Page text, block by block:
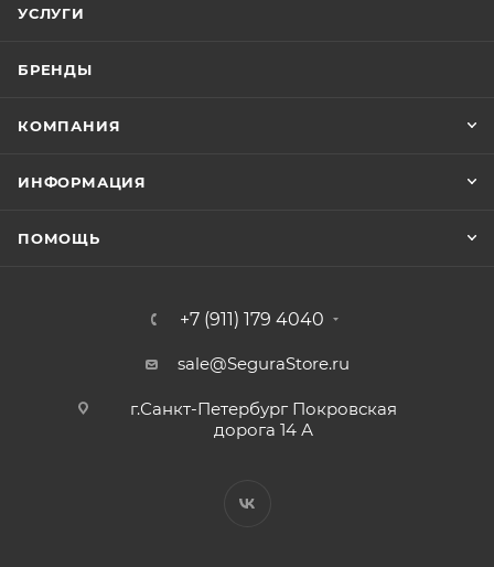
УСЛУГИ
БРЕНДЫ
КОМПАНИЯ
ИНФОРМАЦИЯ
ПОМОЩЬ
+7 (911) 179 4040
sale@SeguraStore.ru
г.Санкт-Петербург Покровская
дорога 14 А